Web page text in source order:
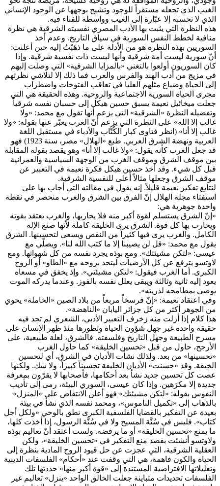
الغيب الذي تجعله مستقراً للوجود وتشيح بوجهها عن الوجود الإنساني
الذي لا تحسبه إلا عبّارة إلى الغيب وواسطة للفناء فيه.
هذه النظرة التي يثبت بها الأدب المصري نفسيته الشرقية هي نظرة
منافية لخطط النفس السورية في سياق التاريخ. وعدم أخذ
السوريين بهذه النظرة هو من الأدلة على ما ذهَبْتُ إليه حين أعلنت:
أنّ سورية ليست أمة شرقية وأنها ليست ذات نفسية شرقية. وإذا
كان السوريون أولعوا بالتغني «بالمزايا الشرقية» التي وصلت إليهم
في مزيج من أدب الهند والفرس والعرب فما ذلك إلا لتلاشي نظرتهم
إلى الحياة وضياع مثلهم العليا في تعاقب الفتوحات واضطراب
مجرى الحياة السورية الاجتماعية والروحية. وهذه الحقيقة هي التي
جعلت ميخائيل نعيمة يسبق حسين هيكل إلى حسبان نفسه شرقياً
وتفضيله النظرة «الشرقية» التي يزعم أنها تقول مع محمد: «ولا
غالب إلا الله» على النظرة التي يزعم أنّ الغرب يعبّر عنها بقوله: «ولا
غالب إلا أنا» (انظر فتاوى كبار الكُتَّاب والأدباء في مستقبل اللغة
العربية ونهضة الشرق العربي. طبع «الهلال» مصر، سنة 1923) فهو
قد جعل الغرب كأنه يقول: «ولا غالب إلا أنا» وهو يقصد بقوله المقابلة
بين موقف الشرق وموقف الغرب من الوجهة السياسية والعمرانية
قبل كل شيء. وقد أخذ حسين هيكل فكرة نعيمة في التعبير عن
موقف الشرق وجعلها مثالاً أعلى للنفسية الشرقية.
لنتابع تفكير نعيمة قليلاً. إنه يقول في مقالته التي أجاب بها على
استفتاء مجلة الهلال إنّ الفرق بين الشرق والغرب منحصر في نقطة
واحدة جوهرية هي:
«إنّ الشرق يستسلم لقوة أكبر منه فلا يحاربها، والغرب يعتقد بقوته
ويحارب بها كل قوة. الشرق يرى الخليقة كاملة لأنها صنع الإله
الكامل. والغرب يرى فيها كثيراً من النقص ويسعى لتحسينها. الشرق
يقول مع محمد: «قل لن يصيبنا إلا ما كتب الله لنا». ويصلّي مع
عيسى: «لتكن مشيئتك». ومع بوذه يجرد نفسه من كل شهواتها. ومع
لاوتسو يترفع عن كل الأرضيات ليتحد بروحه مع «الطاو» أو الروح
الكبرى. أما الغرب فيقول: «لتكن مشيئتي». وإذ يخفق في مسعاه
يعود إليه ثانية وثالثة ويبقى يعلل نفسه بالفوز. وعندما يدركه الموت
يوصي بمطامحه لذريته».
وفي اعتقاد نعيمة: «إنّ فرسخاً مربعاً من بلاد الصين «الخاملة» يحوي
من الجوهر أكثر من كل جزائر اليابان «الناهضة».
هذا كلام إذا أزلت منه زخرف التعبير الأدبي، الشعري لم تجد فيه
حقيقة واحدة غير جهل شؤون الحياة وتطورها منذ ظهر الإنسان على
مسرح الطبيعة وجهل التاريخ وفلسفته. فالشرق، لعلة طبيعية، على
الأرجح، حاول من قبل «تحسين الخليقة» كما حاول الغرب
«تحسينها» من بعد. ولذلك نشأت الأديان في الشرق، أي لتحسين
الخيقة. وقد «حسنت» الأديان الخليفة تحسيناً كبيراً، ولا شك. ولكنها
عصت كل تحسين جديد نشأ بعد أحكامها، فأصحابها لا يقرّون بمعرفة
جديدة إلا مكرَهين. وإذا كان عيسى، السوري البيئة، رمى إلى تأديب
النفوس بقوله: «لتكن مشيئتك» فهو أعلن الانتقاض على «المنزل»
بالذهاب إلى «تكميل الناموس»، ومحمد نفسه الذي نشأ في بيئة
بعيدة عن التفكير بالقضايا الفلسفية الكبرى نطق بالوحي «ولكل أجل
كتاب». فليس في سُنَّة المسيح ولا في سُنَّة الرسول، إذا أخذت كلها،
ما يمنع «تحسين الخليقة» أو ما يرفضه. ولست أعتقد أنّ تعاليم بوذه
ولاوتسو أنشئت بقصد منع التفكير في «تحسين الخليقة»، ولكن
العقلية الشرقية، التي عجزت عن حل قيود الروح المادية بنظرة إلى
الحياة والكون فاهمة، هي التي وقفت عند «أحكام» الفلسفات الدينية
وتعليلاتها الافتراضية المستندة إلى «قوة أكبر منها» حددتها تلك
الفلسفات تحديدات متباينة جعلت الخالق الواحد «ينزل» تعاليم غير